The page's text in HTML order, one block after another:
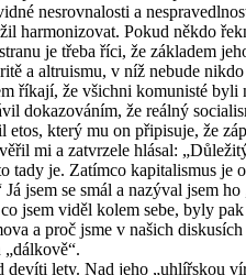
nesrovnalosti a
harmonizovat. Pokud někdo
je třeba říci, že základem
a altruismu, v níž nebude
říkají, že všichni komunisté byli
dokazováním, že reálný
který mu on připisuje, že
mi a zatvrzele hlásal:
tady je. Zatímco kapitalismus je
jsem se smál a nazýval jsem ho
jsem viděl kolem sebe, byly
a proč jsme v našich
lety. Nad jeho „uhlířskou